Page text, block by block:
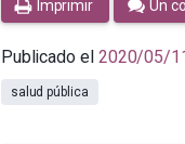
Imprimir Un
Publicado el 2020/05/
salud pública